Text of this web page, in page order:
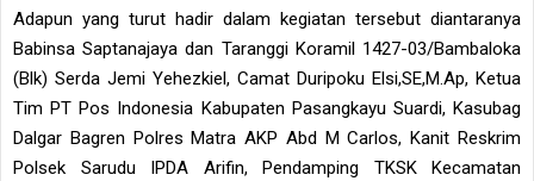
Adapun yang turut hadir dalam kegiatan tersebut diantaranya
Babinsa Saptanajaya dan Taranggi Koramil 1427-03/Bambaloka
(Blk) Serda Jemi Yehezkiel, Camat Duripoku Elsi,SE,M.Ap, Ketua
Tim PT Pos Indonesia Kabupaten Pasangkayu Suardi, Kasubag
Dalgar Bagren Polres Matra AKP Abd M Carlos, Kanit Reskrim
Polsek Sarudu IPDA Arifin, Pendamping TKSK Kecamatan